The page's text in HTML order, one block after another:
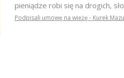
pieniądze robi się na drogich,
Podpisali umowę na wieżę - Kurek